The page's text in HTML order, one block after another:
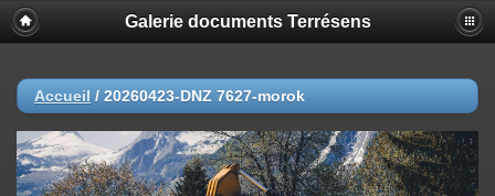
Galerie documents Terrésens
Accueil / 20260423-DNZ 7627-morok